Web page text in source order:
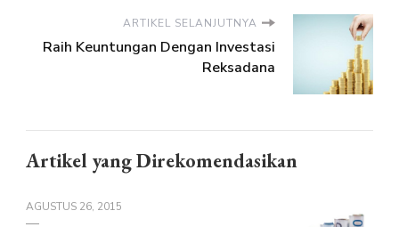
ARTIKEL SELANJUTNYA
Raih Keuntungan Dengan Investasi
Reksadana
Artikel yang Direkomendasikan
AGUSTUS 26, 2015